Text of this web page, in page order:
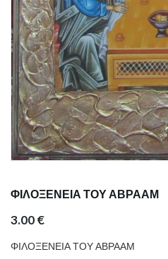
ΦΙΛΟΞΕΝΕΙΑ ΤΟΥ ΑΒΡΑΑΜ
3.00€
ΦΙΛΟΞΕΝΕΙΑ ΤΟΥ ΑΒΡΑΑΜ